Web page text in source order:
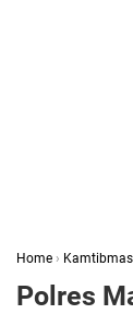
Home › Kamtibmas
Polres